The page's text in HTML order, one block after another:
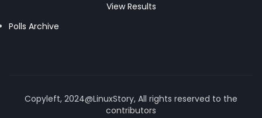
View Results
Polls Archive
Copyleft, 2024@LinuxStory, All rights reserved to the
contributors